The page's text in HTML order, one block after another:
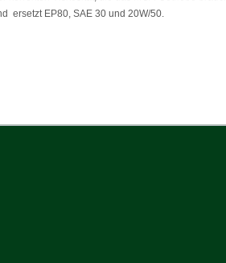
ersetzt EP80, SAE 30 und 20W/50.